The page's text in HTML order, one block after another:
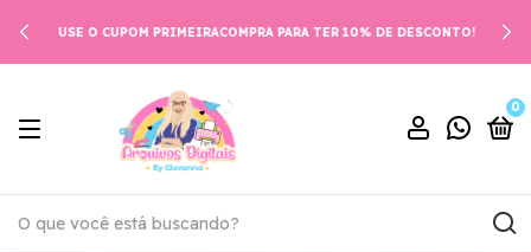
USE O CUPOM PRIMEIRACOMPRA PARA TER 10% DE DESCONTO!
0